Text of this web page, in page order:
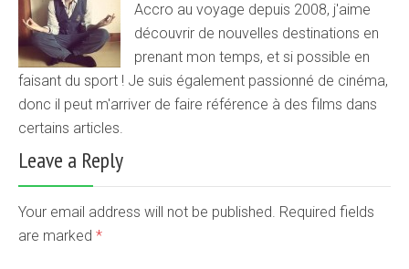
Accro au voyage depuis 2008, j'aime
découvrir de nouvelles destinations en
prenant mon temps, et si possible en
faisant du sport ! Je suis également passionné de cinéma,
donc il peut m'arriver de faire référence à des films dans
certains articles.
Leave a Reply
Your email address will not be published. Required fields
are marked *